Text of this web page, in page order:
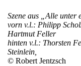
Szene aus „Alle unter
vorn v.l.: Philipp
Hartmut Feller
hinten v.l.: Thorsten
Steinlein,
© Robert Jentzsch